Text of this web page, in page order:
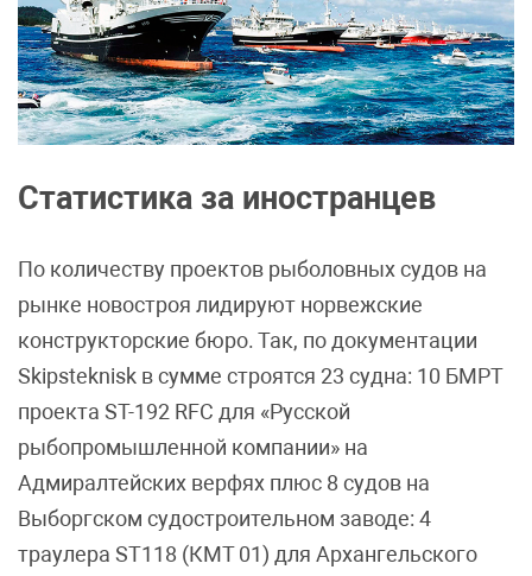
Статистика за иностранцев
По количеству проектов рыболовных судов на
рынке новостроя лидируют норвежские
конструкторские бюро. Так, по документации
Skipsteknisk в сумме строятся 23 судна: 10 БМРТ
проекта ST-192 RFC для «Русской
рыбопромышленной компании» на
Адмиралтейских верфях плюс 8 судов на
Выборгском судостроительном заводе: 4
траулера ST118 (КМТ 01) для Архангельского